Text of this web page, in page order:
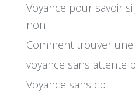
Voyance pour savoir
non
Comment trouver une
voyance sans attente
Voyance sans cb